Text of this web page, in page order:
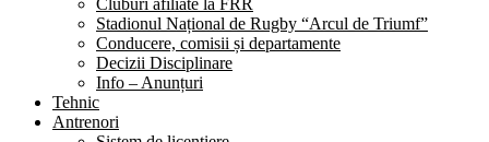
Cluburi afiliate la FRR
Stadionul Național de Rugby “Arcul de Triumf”
Conducere, comisii și departamente
Decizii Disciplinare
Info – Anunțuri
Tehnic
Antrenori